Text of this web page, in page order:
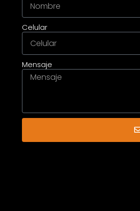
Celular
Mensaje